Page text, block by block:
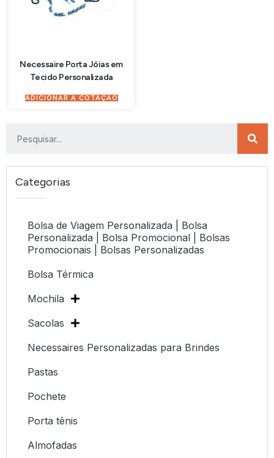
Categorias
Bolsa de Viagem Personalizada | Bolsa
Personalizada | Bolsa Promocional | Bolsas
Promocionais | Bolsas Personalizadas
Bolsa Térmica
Mochila
Sacolas
Necessaires Personalizadas para Brindes
Pastas
Pochete
Porta tênis
Almofadas
Necessaire Porta Jóias em
Tecido Personalizada
ADICIONAR À COTAÇÃO